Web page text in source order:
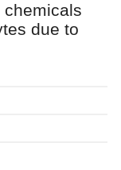
chemicals
due to